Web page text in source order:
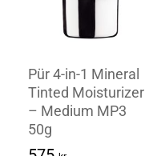
Pür 4-in-1 Mineral
Tinted Moisturizer
– Medium MP3
50g